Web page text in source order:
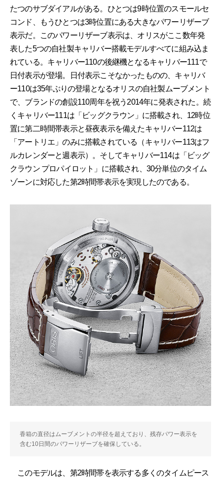
たつのサブダイアルがある。ひとつは9時位置のスモールセ
コンド、もうひとつは3時位置にある大きなパワーリザーブ
表示だ。このパワーリザーブ表示は、オリスがここ数年発
表した5つの自社製キャリバー搭載モデルすべてに組み込ま
れている。キャリバー110の後継機となるキャリバー111で
日付表示が登場。日付表示こそなかったものの、キャリバ
ー110は35年ぶりの登場となるオリスの自社製ムーブメント
で、ブランドの創設110周年を祝う2014年に発表された。続
くキャリバー111は「ビッグクラウン」に搭載され、12時位
置に第二時間帯表示と昼夜表示を備えたキャリバー112は
「アートリエ」のみに搭載されている（キャリバー113はフ
ルカレンダーと週表示）。そしてキャリバー114は「ビッグ
クラウン プロパイロット」に搭載され、30分単位のタイム
ゾーンに対応した第2時間帯表示を実現したのである。
香箱の直径はムーブメントの半径を超えており、残存パワー表示を
含む10日間のパワーリザーブを確保している。
このモデルは、第2時間帯を表示する多くのタイムピース